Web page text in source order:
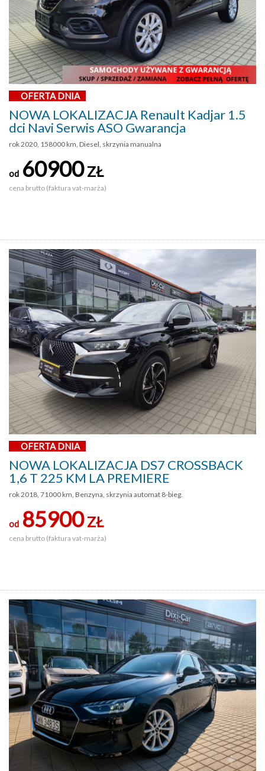
OFERTA DNIA
NOWA LOKALIZACJA Renault Kadjar 1.5
dci Navi Serwis ASO Gwarancja
rok 2020, 158000 km, Diesel, skrzynia manualna
od 60900ZŁ
cena brutto (faktura vat-marża)
OFERTA DNIA
NOWA LOKALIZACJA DS7 CROSSBACK
1,6 T 225 KM LA PREMIERE
rok 2018, 71000 km, Benzyna, skrzynia automat 8-bieg.
od 85900ZŁ
cena brutto (faktura vat-marża)